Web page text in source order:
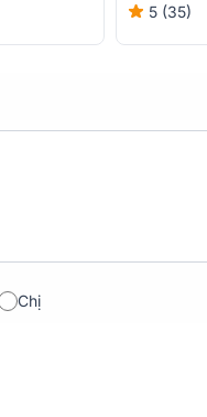
luôn cảm nhận được
đầy uy lực.
5 (35)
Chị